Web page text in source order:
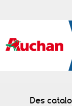
Des